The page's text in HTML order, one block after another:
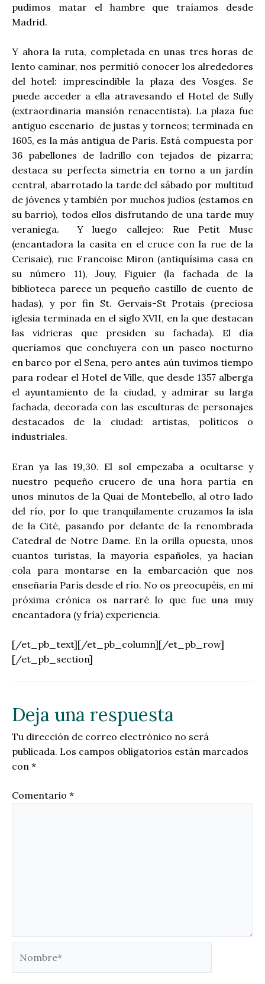
pudimos matar el hambre que traíamos desde
Madrid.
Y ahora la ruta, completada en unas tres horas de
lento caminar, nos permitió conocer los alrededores
del hotel: imprescindible la plaza des Vosges. Se
puede acceder a ella atravesando el Hotel de Sully
(extraordinaria mansión renacentista). La plaza fue
antiguo escenario de justas y torneos; terminada en
1605, es la más antigua de París. Está compuesta por
36 pabellones de ladrillo con tejados de pizarra;
destaca su perfecta simetría en torno a un jardín
central, abarrotado la tarde del sábado por multitud
de jóvenes y también por muchos judíos (estamos en
su barrio), todos ellos disfrutando de una tarde muy
veraniega. Y luego callejeo: Rue Petit Musc
(encantadora la casita en el cruce con la rue de la
Cerisaie), rue Francoise Miron (antiquísima casa en
su número 11), Jouy, Figuier (la fachada de la
biblioteca parece un pequeño castillo de cuento de
hadas), y por fin St. Gervais-St Protais (preciosa
iglesia terminada en el siglo XVII, en la que destacan
las vidrieras que presiden su fachada). El día
queríamos que concluyera con un paseo nocturno
en barco por el Sena, pero antes aún tuvimos tiempo
para rodear el Hotel de Ville, que desde 1357 alberga
el ayuntamiento de la ciudad, y admirar su larga
fachada, decorada con las esculturas de personajes
destacados de la ciudad: artistas, políticos o
industriales.
Eran ya las 19,30. El sol empezaba a ocultarse y
nuestro pequeño crucero de una hora partía en
unos minutos de la Quai de Montebello, al otro lado
del río, por lo que tranquilamente cruzamos la isla
de la Cité, pasando por delante de la renombrada
Catedral de Notre Dame. En la orilla opuesta, unos
cuantos turistas, la mayoría españoles, ya hacían
cola para montarse en la embarcación que nos
enseñaría París desde el río. No os preocupéis, en mi
próxima crónica os narraré lo que fue una muy
encantadora (y fría) experiencia.
[/et_pb_text][/et_pb_column][/et_pb_row]
[/et_pb_section]
Deja una respuesta
Tu dirección de correo electrónico no será
publicada. Los campos obligatorios están marcados
con *
Comentario *